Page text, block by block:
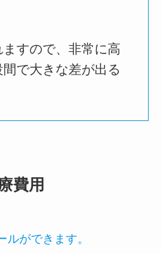
すので、非常に高
で大きな差が出る
費用
ができます。